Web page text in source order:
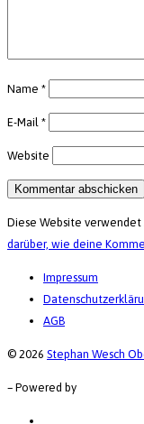
Name *
E-Mail *
Website
Diese Website verwendet
darüber, wie deine
Impressum
AGB
© 2026 Stephan Wesch
– Powered by